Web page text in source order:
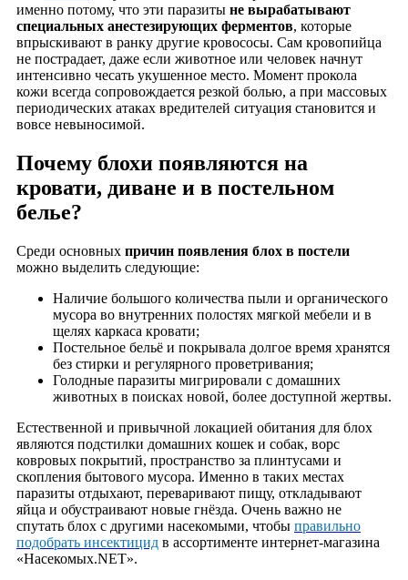
именно потому, что эти паразиты не вырабатывают
специальных анестезирующих ферментов, которые
впрыскивают в ранку другие кровососы. Сам кровопийца
не пострадает, даже если животное или человек начнут
интенсивно чесать укушенное место. Момент прокола
кожи всегда сопровождается резкой болью, а при массовых
периодических атаках вредителей ситуация становится и
вовсе невыносимой.
Почему блохи появляются на
кровати, диване и в постельном
белье?
Среди основных причин появления блох в постели
можно выделить следующие:
Наличие большого количества пыли и органического
мусора во внутренних полостях мягкой мебели и в
щелях каркаса кровати;
Постельное бельё и покрывала долгое время хранятся
без стирки и регулярного проветривания;
Голодные паразиты мигрировали с домашних
животных в поисках новой, более доступной жертвы.
Естественной и привычной локацией обитания для блох
являются подстилки домашних кошек и собак, ворс
ковровых покрытий, пространство за плинтусами и
скопления бытового мусора. Именно в таких местах
паразиты отдыхают, переваривают пищу, откладывают
яйца и обустраивают новые гнёзда. Очень важно не
спутать блох с другими насекомыми, чтобы правильно
подобрать инсектицид в ассортименте интернет-магазина
«Насекомых.NET».